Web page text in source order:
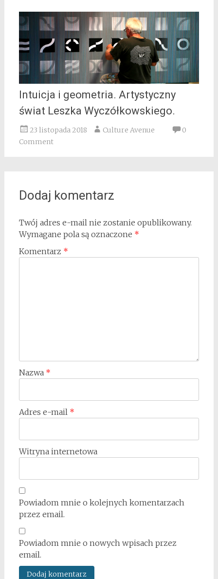
Intuicja i geometria. Artystyczny
świat Leszka Wyczółkowskiego.
23 listopada 2018 Culture Avenue
0
Comment
Dodaj komentarz
Twój adres e-mail nie zostanie opublikowany.
Wymagane pola są oznaczone *
Komentarz *
Nazwa *
Adres e-mail *
Witryna internetowa
Powiadom mnie o kolejnych komentarzach
przez email.
Powiadom mnie o nowych wpisach przez
email.